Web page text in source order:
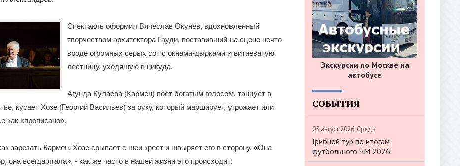
Спектакль оформил Вячеслав Окунев, вдохновленный
творчеством архитектора Гауди, поставивший на сцене нечто
вроде огромных серых сот с окнами-дырками и витиеватую
лестницу, уходящую в никуда.
Агунда Кулаева (Кармен) поет богатым голосом, танцует в
кусает Хозе (Георгий Васильев) за руку, который марширует, угрожает или
как «прописано».
зарезать Кармен, Хозе срывает с шеи крест и швыряет его в сторону. «Она
она всегда лгала», - как же часто в нашей жизни это происходит.
Экскурсии по Москве на
автобусе
СОБЫТИЯ
05 август 2026, Среда
Грибной тур по итогам
футбольного ЧМ 2026